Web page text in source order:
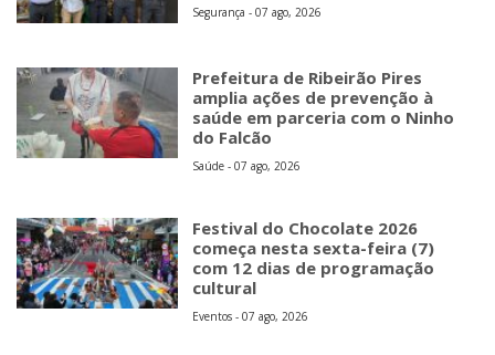
Segurança - 07 ago, 2026
Prefeitura de Ribeirão Pires
amplia ações de prevenção à
saúde em parceria com o Ninho
do Falcão
Saúde - 07 ago, 2026
Festival do Chocolate 2026
começa nesta sexta-feira (7)
com 12 dias de programação
cultural
Eventos - 07 ago, 2026